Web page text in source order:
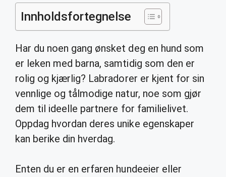
Innholdsfortegnelse
Har du noen gang ønsket deg en hund som
er leken med barna, samtidig som den er
rolig og kjærlig? Labradorer er kjent for sin
vennlige og tålmodige natur, noe som gjør
dem til ideelle partnere for familielivet.
Oppdag hvordan deres unike egenskaper
kan berike din hverdag.
Enten du er en erfaren hundeeier eller